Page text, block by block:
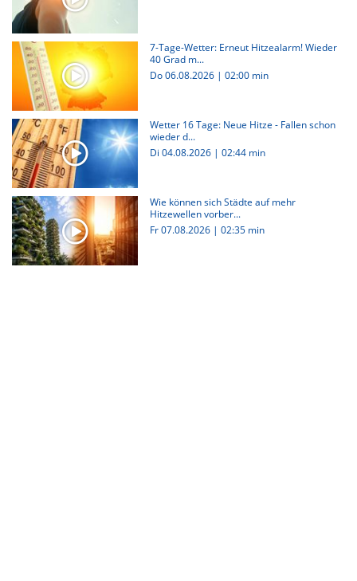
7-Tage-Wetter: Erneut Hitzealarm! Wieder
40 Grad m...
Do 06.08.2026 | 02:00 min
Wetter 16 Tage: Neue Hitze - Fallen schon
wieder d...
Di 04.08.2026 | 02:44 min
Wie können sich Städte auf mehr
Hitzewellen vorber...
Fr 07.08.2026 | 02:35 min